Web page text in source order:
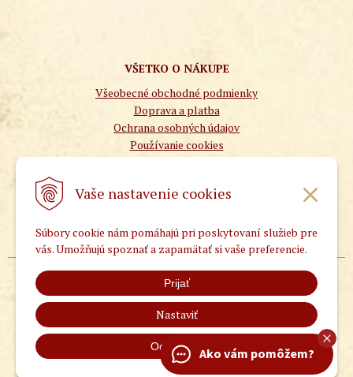
Vaše nastavenie cookies
Súbory cookie nám pomáhajú pri poskytovaní služieb pre
vás. Umožňujú spoznať a zapamätať si vaše preferencie.
Prijať
Nastaviť
Odmietnuť
VŠETKO O NÁKUPE
Všeobecné obchodné podmienky
Doprava a platba
Ochrana osobných údajov
Používanie cookies
Autorom všetkých popisov na tejto stránke je MUDr.
Petr Hoffmannwww.patentnimedicina.cz
© TCMobchod 2026 | UNIobchod •tvorba eshopu cez
webhosting spoločnosti WEBYGROUP
Ako vám pomôžem?